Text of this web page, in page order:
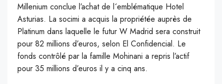
Millenium conclue l’achat de l´emblématique Hotel
Asturias. La socimi a acquis la propriétée auprès de
Platinum dans laquelle le futur W Madrid sera construit
pour 82 millions d’euros, selon El Confidencial. Le
fonds contrôlé par la famille Mohinani a repris l’actif
pour 35 millions d’euros il y a cinq ans.